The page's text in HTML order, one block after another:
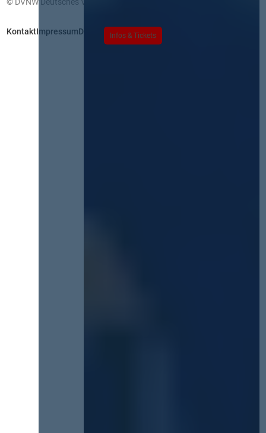
Infos & Tickets
© DVNW Deutsches Vergabenetzwerk GmbH
KontaktImpressumDatenschutz